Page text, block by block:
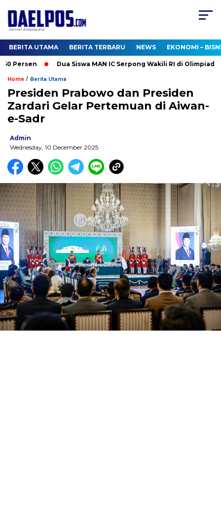
BERITA UTAMA BERITA TERBARU NEWS EKONOMI –
Persen Dua Siswa MAN IC Serpong Wakili RI di Olimpiade
Home / Berita Utama
Presiden Prabowo dan Presiden
Zardari Gelar Pertemuan di Aiwan-
e-Sadr
Admin
Wednesday, 10 December 2025